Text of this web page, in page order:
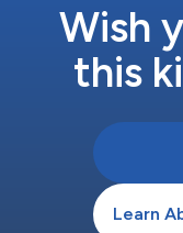
ストの原則に基づく集
Wish
this
Learn